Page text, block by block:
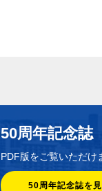
50周年記念誌
PDF版をご覧いただけ
50周年記念誌を